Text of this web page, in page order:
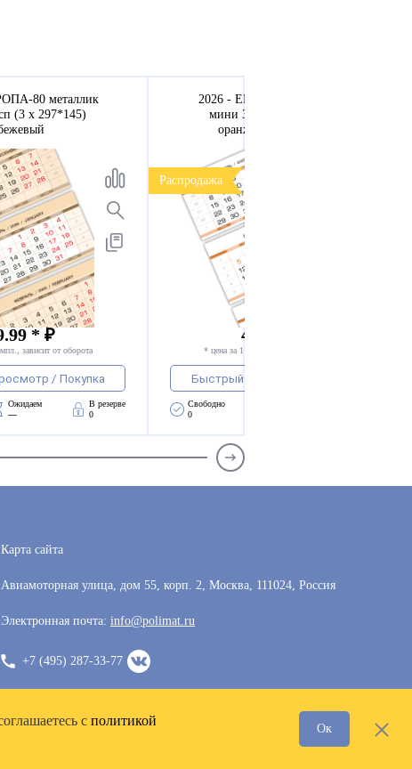
80 металлик
(3 х 297*145)
* ₽
зависит от оборота
/ Покупка
Ожидаем
—
В резерве
0
Распродажа
2026 - ЕВРОПА-80 арктик-2
мини 3-сп (3 х 297*145)
оранжевые выходные
49.99 * ₽
* цена за 1 компл., зависит от оборота
Быстрый просмотр / Покупка
Свободно
0
Карта сайта
Авиамоторная улица, дом 55, корп. 2, Москва, 111024, Россия
Электронная почта: info@polimat.ru
+7 (495) 287-33-77
с политикой
Ок